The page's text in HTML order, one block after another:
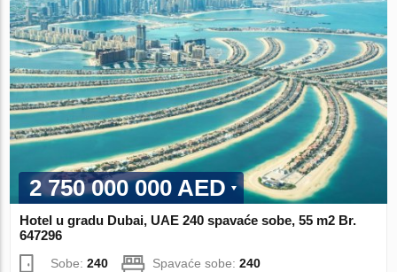
2 750 000 000 AED
Hotel u gradu Dubai, UAE 240 spavaće sobe, 55 m2 Br.
647296
Sobe:240 Spavaće sobe:240